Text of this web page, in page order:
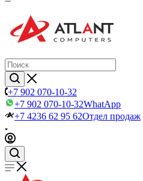
+7 902 070-10-32
+7 902 070-10-32WhatApp
+7 4236 62 95 62Отдел продаж